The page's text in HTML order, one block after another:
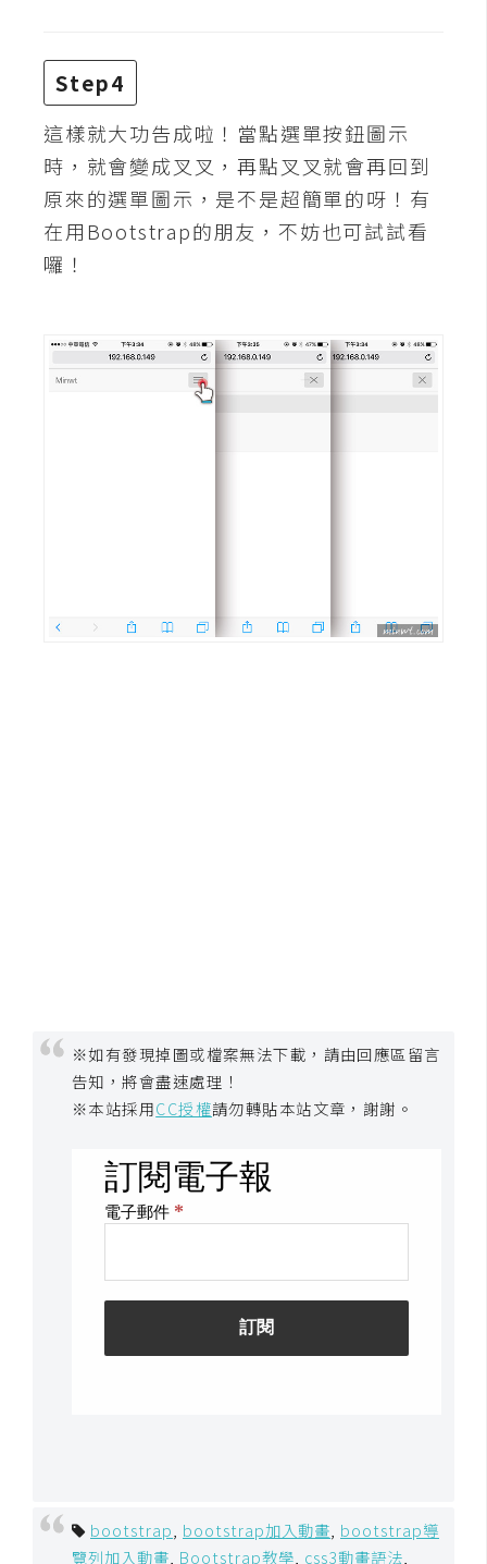
免
費
間
網
頁
前
S
I
Step4
這樣就大功告成啦！當點選單按鈕圖示
時，就會變成叉叉，再點叉叉就會再回到
原來的選單圖示，是不是超簡單的呀！有
在用Bootstrap的朋友，不妨也可試試看
囉！
※如有發現掉圖或檔案無法下載，請由回應區留言
告知，將會盡速處理！
※本站採用CC授權請勿轉貼本站文章，謝謝。
bootstrap bootstrap加入動畫 bootstrap導
覽列加入動畫 Bootstrap教學 css3動畫語法